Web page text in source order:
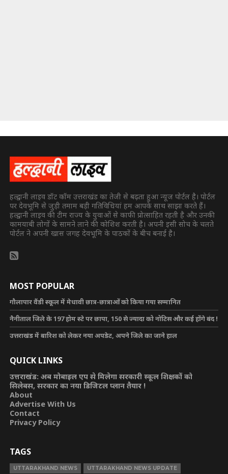
हल्द्वानी लाइव डॉट कॉम उत्तराखंड का तेजी से बढ़ता हुआ न्यूज पोर्टल है। पोर्टल
पर देवभूमि से जुड़ी तमाम बड़ी गतिविधियां हम आपके साथ साझा करते हैं।
हल्द्वानी लाइव की टीम राज्य के युवाओं से काफी प्रोत्साहित रहती है और उनकी
कामयाबी लोगों के सामने लाने की कोशिश करती है। अपनी इसी सोच के चलते
पोर्टल ने अपनी खास जगह देवभूमि के पाठकों के बीच बनाई है।
MOST POPULAR
गौलापार वैंडी स्कूल में मेधावी छात्र-छात्राओं को किया गया सम्मानित
नैनीताल जिले के 197 होम स्टे पर छापा, 150 से ज्यादा को नोटिस और कई होंगे बंद !
उत्तराखंड में बारिश को लेकर नया अपडेट, अपने जिले का जाने हाल
QUICK LINKS
उत्तराखंड: अब मोबाइल एप से मिलेगा सरकारी स्कूल शिक्षकों को
सिलेबस, सरकार का नया डिजिटल प्लान तैयार !
About
Advertise With Us
Contact
Privacy Policy
TAGS
UTTARAKHAND NEWS UTTARAKHAND NEWS UPDATE